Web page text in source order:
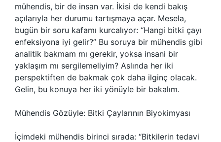
mühendis, bir de insan var. İkisi de kendi bakış
açılarıyla her durumu tartışmaya açar. Mesela,
bugün bir soru kafamı kurcalıyor: “Hangi bitki çayı
enfeksiyona iyi gelir?” Bu soruya bir mühendis gibi
analitik bakmam mı gerekir, yoksa insani bir
yaklaşım mı sergilemeliyim? Aslında her iki
perspektiften de bakmak çok daha ilginç olacak.
Gelin, bu konuya her iki yönüyle bir bakalım.
Mühendis Gözüyle: Bitki Çaylarının Biyokimyası
İçimdeki mühendis birinci sırada: “Bitkilerin tedavi